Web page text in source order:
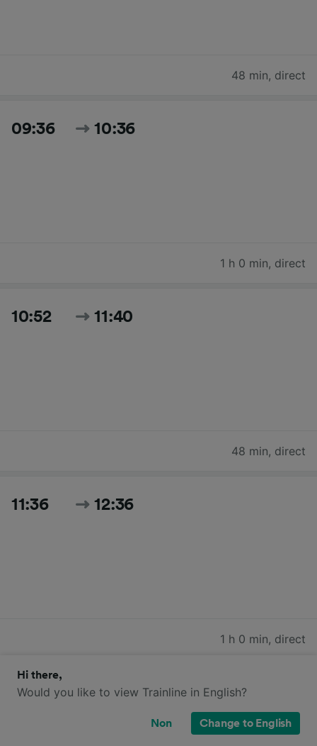
48 min, direct
09:36 10:36
1 h 0 min, direct
10:52 11:40
48 min, direct
11:36 12:36
1 h 0 min, direct
12:51 13:39
Hi there,
Would you like to view Trainline in English?
Non Change to English